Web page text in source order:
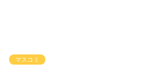
マスコミ